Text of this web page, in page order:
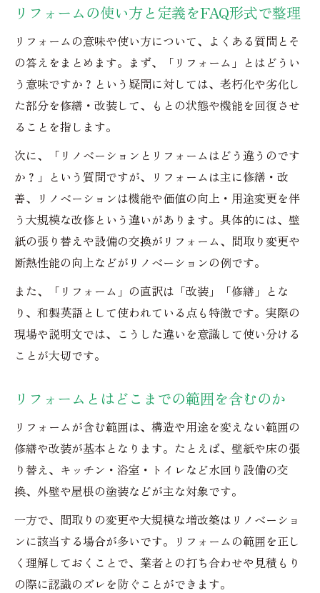
リフォームの使い方と定義をFAQ形式で整理
リフォームの意味や使い方について、よくある質問とそ
の答えをまとめます。まず、「リフォーム」とはどうい
う意味ですか？という疑問に対しては、老朽化や劣化し
た部分を修繕・改装して、もとの状態や機能を回復させ
ることを指します。
次に、「リノベーションとリフォームはどう違うのです
か？」という質問ですが、リフォームは主に修繕・改
善、リノベーションは機能や価値の向上・用途変更を伴
う大規模な改修という違いがあります。具体的には、壁
紙の張り替えや設備の交換がリフォーム、間取り変更や
断熱性能の向上などがリノベーションの例です。
また、「リフォーム」の直訳は「改装」「修繕」とな
り、和製英語として使われている点も特徴です。実際の
現場や説明文では、こうした違いを意識して使い分ける
ことが大切です。
リフォームとはどこまでの範囲を含むのか
リフォームが含む範囲は、構造や用途を変えない範囲の
修繕や改装が基本となります。たとえば、壁紙や床の張
り替え、キッチン・浴室・トイレなど水回り設備の交
換、外壁や屋根の塗装などが主な対象です。
一方で、間取りの変更や大規模な増改築はリノベーショ
ンに該当する場合が多いです。リフォームの範囲を正し
く理解しておくことで、業者との打ち合わせや見積もり
の際に認識のズレを防ぐことができます。